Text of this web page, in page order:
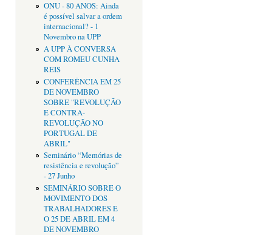
ONU - 80 ANOS: Ainda
é possível salvar a ordem
internacional? - 1
Novembro na UPP
A UPP À CONVERSA
COM ROMEU CUNHA
REIS
CONFERÊNCIA EM 25
DE NOVEMBRO
SOBRE "REVOLUÇÃO
E CONTRA-
REVOLUÇÃO NO
PORTUGAL DE
ABRIL"
Seminário “Memórias de
resistência e revolução”
- 27 Junho
SEMINÁRIO SOBRE O
MOVIMENTO DOS
TRABALHADORES E
O 25 DE ABRIL EM 4
DE NOVEMBRO